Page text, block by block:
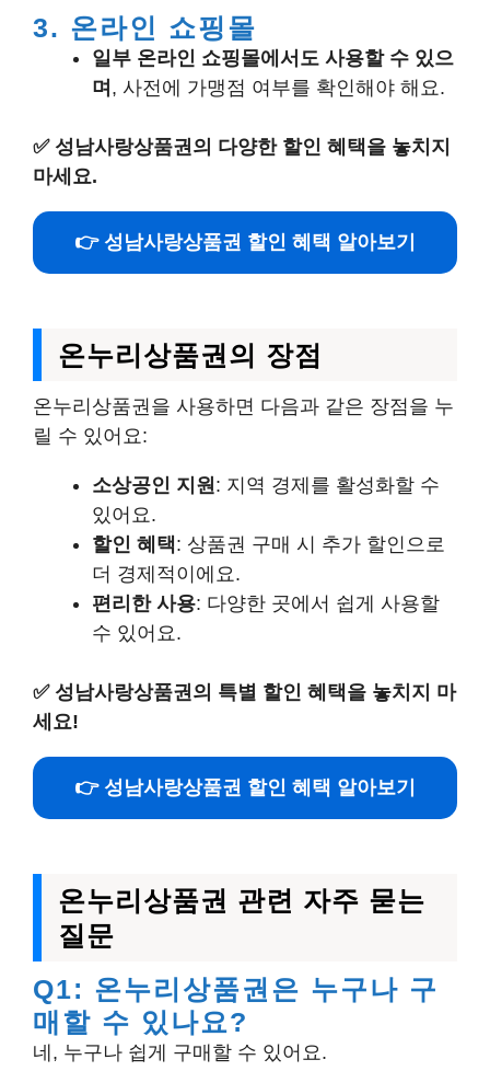
3. 온라인 쇼핑몰
일부 온라인 쇼핑몰에서도 사용할 수 있으
며 , 사전에 가맹점 여부를 확인해야 해요.
✅ 성남사랑상품권의 다양한 할인 혜택을 놓치지
마세요.
👉 성남사랑상품권 할인 혜택 알아보기
온누리상품권의 장점
온누리상품권을 사용하면 다음과 같은 장점을 누
릴 수 있어요:
소상공인 지원: 지역 경제를 활성화할 수
있어요.
할인 혜택: 상품권 구매 시 추가 할인으로
더 경제적이에요.
편리한 사용: 다양한 곳에서 쉽게 사용할
수 있어요.
✅ 성남사랑상품권의 특별 할인 혜택을 놓치지 마
세요!
👉 성남사랑상품권 할인 혜택 알아보기
온누리상품권 관련 자주 묻는
질문
Q1: 온누리상품권은 누구나 구
매할 수 있나요?
네, 누구나 쉽게 구매할 수 있어요.